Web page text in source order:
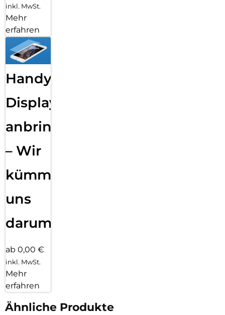
inkl. MwSt.
Mehr
erfahren
Handy
Displayfolie
anbringen
– Wir
kümmern
uns
darum!
ab 0,00 €
inkl. MwSt.
Mehr
erfahren
Ähnliche Produkte